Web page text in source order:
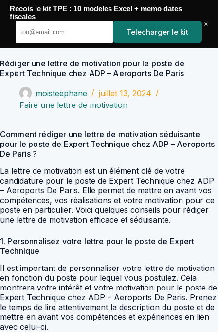
Passer
contenu
YoupiJobs
Rédiger une lettre de motivation pour le poste de
Expert Technique chez ADP – Aeroports De Paris
moisteephane
juillet 13, 2024
Faire une lettre de motivation
Comment rédiger une lettre de motivation séduisante
pour le poste de Expert Technique chez ADP – Aeroports
De Paris ?
La lettre de motivation est un élément clé de votre
candidature pour le poste de Expert Technique chez ADP
– Aeroports De Paris. Elle permet de mettre en avant vos
compétences, vos réalisations et votre motivation pour ce
poste en particulier. Voici quelques conseils pour rédiger
une lettre de motivation efficace et séduisante.
1. Personnalisez votre lettre pour le poste de Expert
Technique
Il est important de personnaliser votre lettre de motivation
en fonction du poste pour lequel vous postulez. Cela
montrera votre intérêt et votre motivation pour le poste de
Expert Technique chez ADP – Aeroports De Paris. Prenez
le temps de lire attentivement la description du poste et de
mettre en avant vos compétences et expériences en lien
avec celui-ci.
Recois le kit TPE : 10 modeles Excel + memo dates
fiscales
Telecharger le kit
×